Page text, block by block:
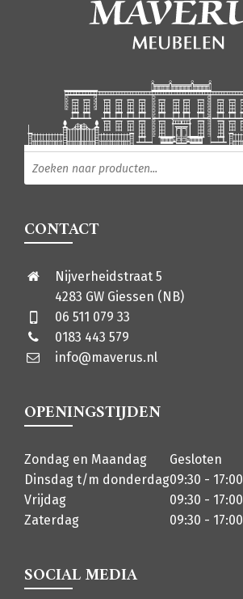
CONTACT
Nijverheidstraat 5
4283 GW Giessen (NB)
06 511 079 33
0183 443 579
info@maverus.nl
OPENINGSTIJDEN
Zondag en Maandag
Gesloten
Dinsdag t/m donderdag09:30 - 17:00
Vrijdag
09:30 - 17:00
Zaterdag
09:30 - 17:00
SOCIAL MEDIA